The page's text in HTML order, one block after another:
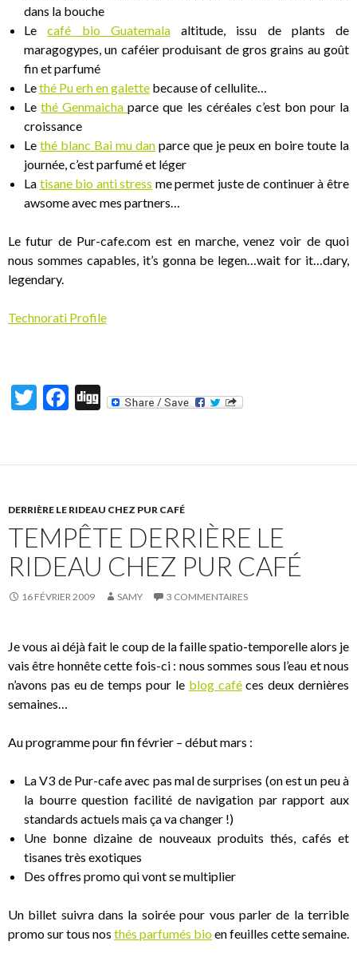
dans la bouche
Lecafé bio Guatemalaaltitude, issu de plants de
maragogypes, un caféier produisant de gros grains au goût
fin et parfumé
Lethé Pu erh en galette because of cellulite…
Lethé Genmaichaparce que les céréales c’est bon pour la
croissance
Le thé blanc Bai mu dan parce que je peux en boire toute la
journée, c’est parfumé et léger
La tisane bio anti stress me permet juste de continuer à être
awsome avec mes partners…
Le futur de Pur-cafe.com est en marche, venez voir de quoi
nous sommes capables, it’s gonna be legen…wait for it…dary,
legendary.
Technorati Profile
T
er
F
b
o
o
k
Di
DERRIÈRE LE RIDEAU CHEZ PUR CAFÉ
TEMPÊTE DERRIÈRE LE
RIDEAU CHEZ PUR CAFÉ
16 FÉVRIER 2009 SAMY 3 COMMENTAIRES
Je vous ai déjà fait le coup de la faille spatio-temporelle alors je
vais être honnête cette fois-ci : nous sommes sous l’eau et nous
n’avons pas eu de temps pour le blog caféces deux dernières
semaines…
Au programme pour fin février – début mars :
La V3 de Pur-cafe avec pas mal de surprises (on est un peu à
la bourre question facilité de navigation par rapport aux
standards actuels mais ça va changer !)
Une bonne dizaine de nouveaux produits thés, cafés et
tisanes très exotiques
Des offres promo qui vont se multiplier
Un billet suivra dans la soirée pour vous parler de la terrible
promo sur tous nos thés parfumés bioen feuilles cette semaine.